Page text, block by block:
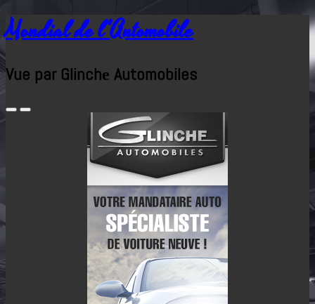
Mondial de l'Automobile
Vue par Glinchе Automobiles